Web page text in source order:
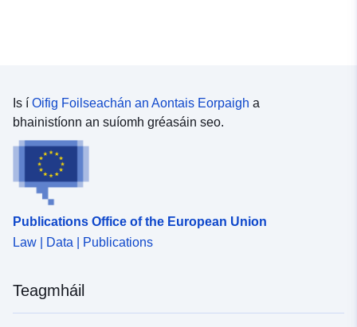
Tá sé de réir:
Acmhainn:
http://data.europa.eu/eli/reg/2009/
uriRef:
Is í Oifig Foilseachán an Aontais Eorpaigh a
bhainistíonn an suíomh gréasáin seo.
Publications Office of the European Union
Law | Data | Publications
Teagmháil